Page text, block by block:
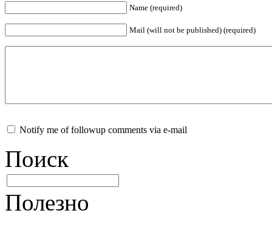
Name (required)
Mail (will not be published) (required)
Notify me of followup comments via e-mail
Поиск
Полезно